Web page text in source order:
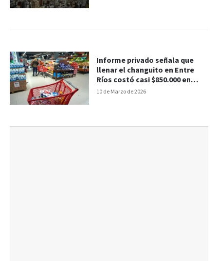
10 de Marzo de 2026
Informe privado señala que
llenar el changuito en Entre
Ríos costó casi $850.000 en
febrero